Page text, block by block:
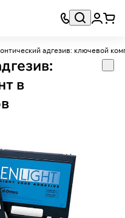
адгезив: ключевой
в